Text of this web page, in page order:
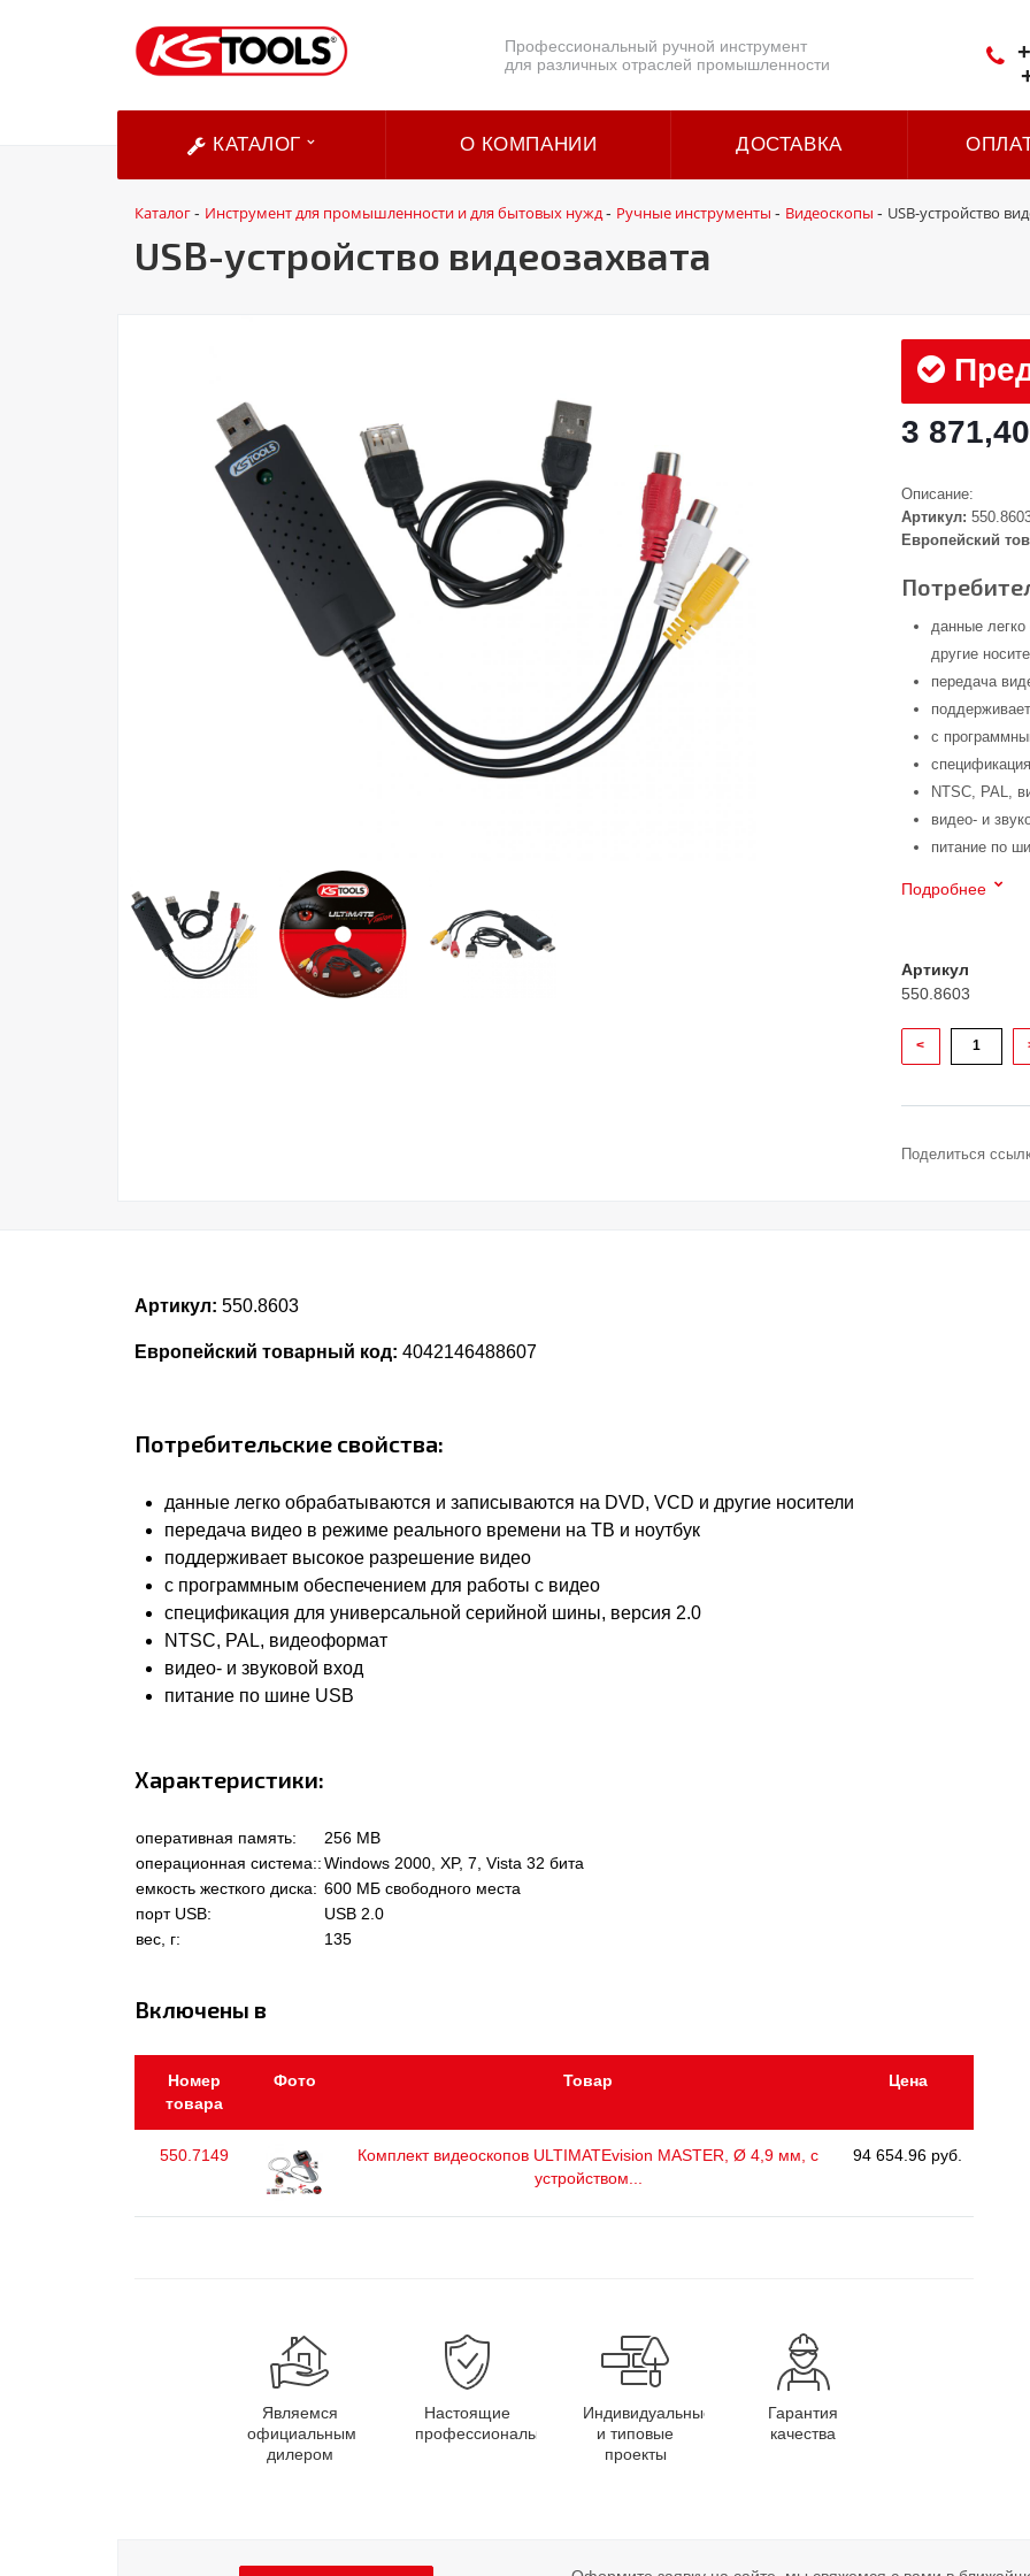
Профессиональный ручной инструмент
для различных отраслей промышленности
КАТАЛОГ О КОМПАНИИ ДОСТАВКА
Каталог- Инструмент для промышленности и для бытовых нужд- Ручные инструменты - Видеоскопы - USB-устройство
USB-устройство видеозахвата
3
Описание:
Артикул:
Европейский
данные
другие
передача
с
NTSC, PAL,
видео- и
питание по
Подробнее
Артикул
550.8603
<
Поделиться
Артикул: 550.8603
Европейский товарный код: 4042146488607
Потребительские свойства:
данные легко обрабатываются и записываются на DVD, VCD и другие носители
передача видео в режиме реального времени на ТВ и ноутбук
поддерживает высокое разрешение видео
с программным обеспечением для работы с видео
спецификация для универсальной серийной шины, версия 2.0
NTSC, PAL, видеоформат
видео- и звуковой вход
питание по шине USB
Характеристики:
оперативная память:
256 MB
операционная система::Windows 2000, XP, 7, Vista 32 бита
емкость жесткого диска: 600 МБ свободного места
порт USB:
USB 2.0
вес, г:
135
Включены в
Номер
товара
Фото Товар Цена
550.7149
Комплект видеоскопов ULTIMATEvision MASTER, Ø 4,9 мм, с
устройством...
94 654.96 руб.
Являемся
официальным
дилером
Настоящие
профессионалы
Индивидуальные
и типовые
проекты
Гарантия
качества